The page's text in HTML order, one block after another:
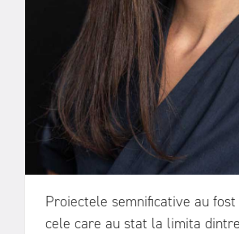
Proiectele semnificative au
cele care au stat la limita